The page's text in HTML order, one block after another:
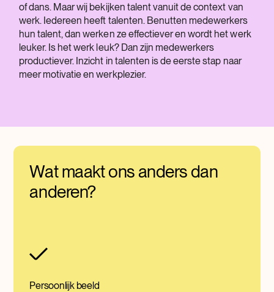
of dans. Maar wij bekijken talent vanuit de context van
werk. Iedereen heeft talenten. Benutten medewerkers
hun talent, dan werken ze effectiever en wordt het werk
leuker. Is het werk leuk? Dan zijn medewerkers
productiever. Inzicht in talenten is de eerste stap naar
meer motivatie en werkplezier.
Wat maakt ons anders dan
anderen?
Persoonlijk beeld